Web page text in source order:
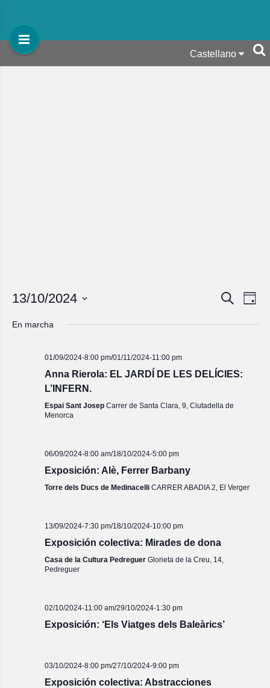
Castellano
de
Buscar
de
de
Día
13/10/2024
fecha.
En marcha
01/09/2024-8:00 pm/01/11/2024-11:00 pm
Anna Rierola: EL JARDÍ DE LES DELÍCIES:
L’INFERN.
Espai Sant Josep Carrer de Santa Clara, 9, Ciutadella de
Menorca
06/09/2024-8:00 am/18/10/2024-5:00 pm
Exposición: Alè, Ferrer Barbany
Torre dels Ducs de Medinacelli CARRER ABADIA 2, El Verger
13/09/2024-7:30 pm/18/10/2024-10:00 pm
Exposición colectiva: Mirades de dona
Casa de la Cultura Pedreguer Glorieta de la Creu, 14,
Pedreguer
02/10/2024-11:00 am/29/10/2024-1:30 pm
Exposición: ‘Els Viatges dels Baleàrics’
03/10/2024-8:00 pm/27/10/2024-9:00 pm
Exposición colectiva: Abstracciones